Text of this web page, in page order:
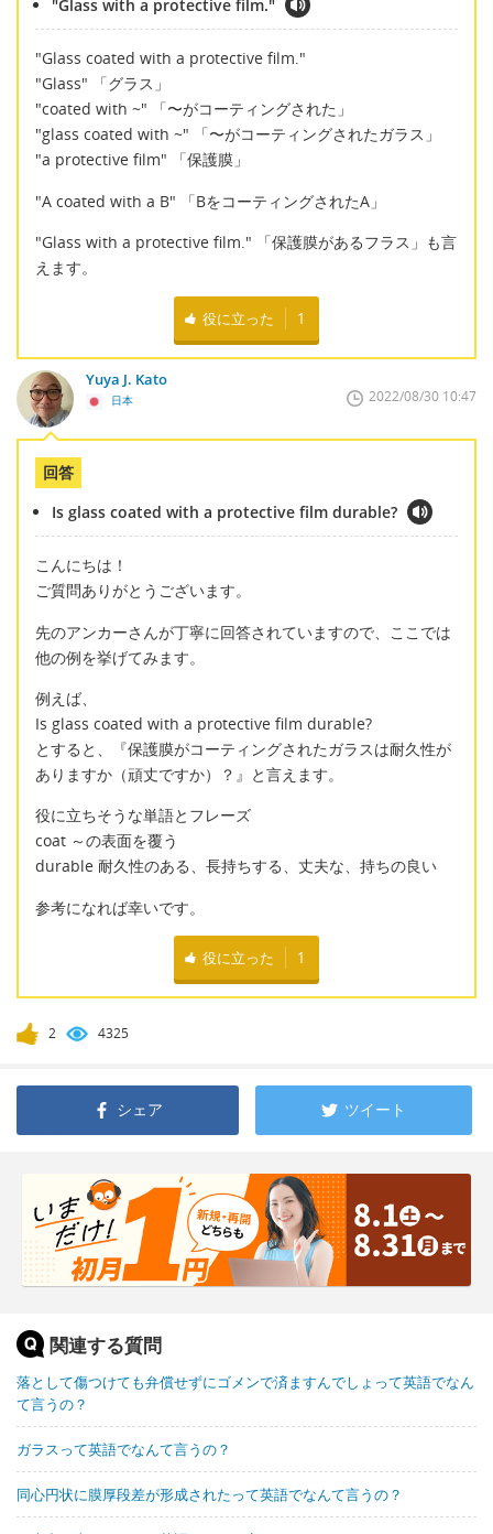
"Glass with a protective film."
"Glass coated with a protective film."
"Glass" 「グラス」
"coated with ~" 「〜がコーティングされた」
"glass coated with ~" 「〜がコーティングされたガラス」
"a protective film" 「保護膜」
"A coated with a B" 「BをコーティングされたA」
"Glass with a protective film." 「保護膜があるフラス」も言
えます。
役に立った 1
Yuya J. Kato
日本 2022/08/30 10:47
回答
Is glass coated with a protective film durable?
こんにちは！
ご質問ありがとうございます。
先のアンカーさんが丁寧に回答されていますので、ここでは
他の例を挙げてみます。
例えば、
Is glass coated with a protective film durable?
とすると、『保護膜がコーティングされたガラスは耐久性が
ありますか（頑丈ですか）？』と言えます。
役に立ちそうな単語とフレーズ
coat ～の表面を覆う
durable 耐久性のある、長持ちする、丈夫な、持ちの良い
参考になれば幸いです。
役に立った 1
2 4325
シェア ツイート
関連する質問
落として傷つけても弁償せずにゴメンで済ますんでしょって英語でなん
て言うの？
ガラスって英語でなんて言うの？
同心円状に膜厚段差が形成されたって英語でなんて言うの？